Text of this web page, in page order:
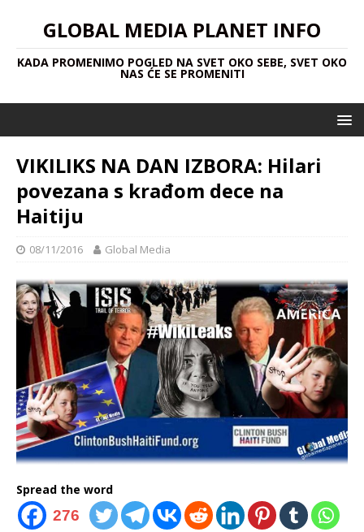
GLOBAL MEDIA PLANET INFO
KADA PROMENIMO POGLED NA SVET OKO SEBE, SVET OKO
NAS ĆE SE PROMENITI
VIKILIKS NA DAN IZBORA: Hilari
povezana s krađom dece na
Haitiju
08/11/2016 Global Media
Spread the word
276